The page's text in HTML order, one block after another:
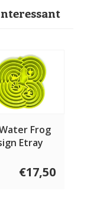
Frog
Etray
€17,50